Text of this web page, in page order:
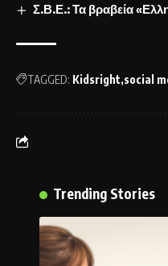
Σ.Β.Ε.: Τα βραβεία
TAGGED: Kidsright social
Trending Stories